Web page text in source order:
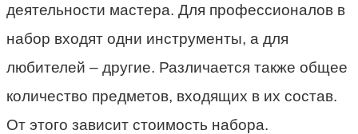
деятельности мастера. Для профессионалов в
набор входят одни инструменты, а для
любителей – другие. Различается также общее
количество предметов, входящих в их состав.
От этого зависит стоимость набора.